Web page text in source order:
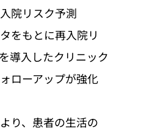
院リスク予測
をもとに再入院リ
導入したクリニック
ローアップが強化
り、患者の生活の